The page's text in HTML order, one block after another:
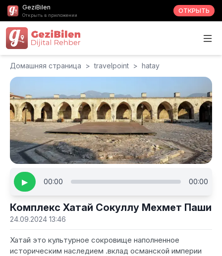
GeziBilen
Открыть в приложении
ОТКРЫТЬ
Домашняя страница > travelpoint > hatay
▶ 00:00 00:00
Комплекс Хатай Сокуллу Мехмет Паши
24.09.2024 13:46
Хатай это культурное сокровище наполненное
историческим наследием .вклад османской империи